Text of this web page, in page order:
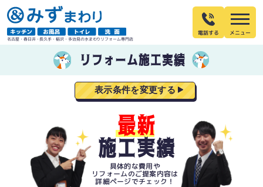
名古屋・春日井・長久手・稲沢・多治見の水まわりリフォーム専門店
電話する
リフォーム施工実績
表示条件を変更する
最新
施工実績
具体的な費用や
リフォームのご提案内容は
詳細ページでチェック！